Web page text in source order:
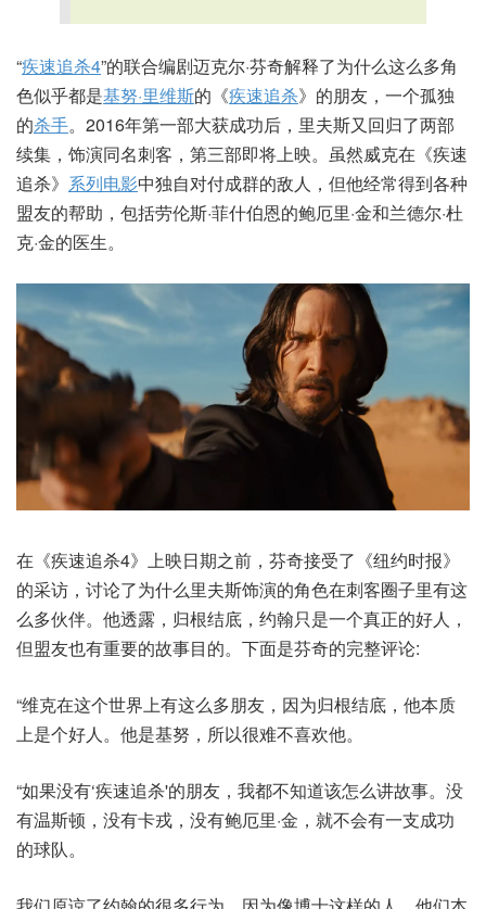
“疾速追杀4”的联合编剧迈克尔·芬奇解释了为什么这么多角
色似乎都是基努·里维斯的《疾速追杀》的朋友，一个孤独
的杀手。2016年第一部大获成功后，里夫斯又回归了两部
续集，饰演同名刺客，第三部即将上映。虽然威克在《疾速
追杀》 系列电影中独自对付成群的敌人，但他经常得到各种
盟友的帮助，包括劳伦斯·菲什伯恩的鲍厄里·金和兰德尔·杜
克·金的医生。
在《疾速追杀4》上映日期之前，芬奇接受了《纽约时报》
的采访，讨论了为什么里夫斯饰演的角色在刺客圈子里有这
么多伙伴。他透露，归根结底，约翰只是一个真正的好人，
但盟友也有重要的故事目的。下面是芬奇的完整评论:
“维克在这个世界上有这么多朋友，因为归根结底，他本质
上是个好人。他是基努，所以很难不喜欢他。
“如果没有‘疾速追杀'的朋友，我都不知道该怎么讲故事。没
有温斯顿，没有卡戎，没有鲍厄里·金，就不会有一支成功
的球队。